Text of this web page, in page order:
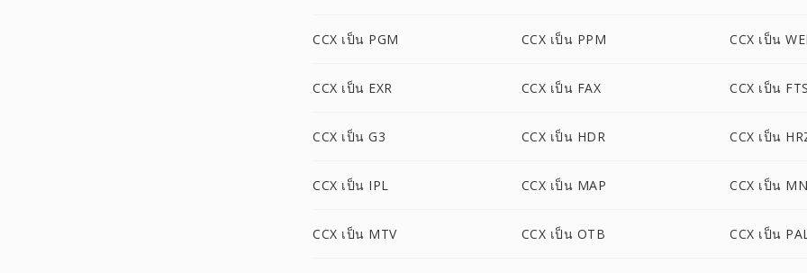
CCX เป็น PGM CCX เป็น PPM CCX เป็น
CCX เป็น EXR CCX เป็น FAX CCX เป็น
CCX เป็น G3 CCX เป็น HDR CCX เป็น
CCX เป็น IPL CCX เป็น MAP CCX เป็น
CCX เป็น MTV CCX เป็น OTB CCX เป็น